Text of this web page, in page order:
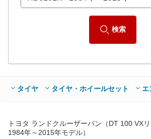
検索
タイヤ タイヤ・ホイールセット エ
トヨタ ランドクルーザーバン（DT 100 VX
1984年～2015年モデル）